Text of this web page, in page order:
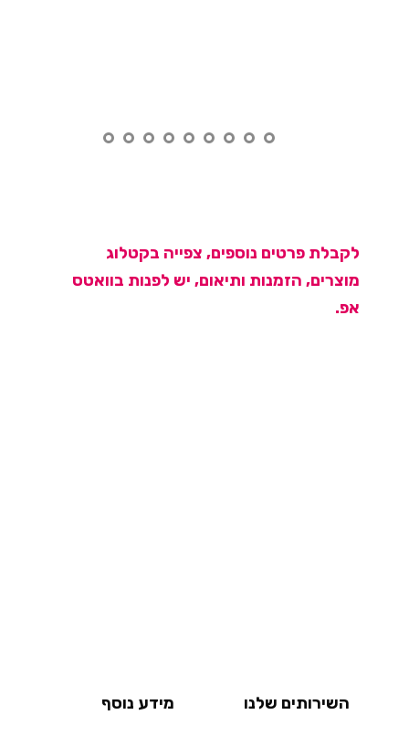
לקבלת פרטים נוספים, צפייה בקטלוג
מוצרים, הזמנות ותיאום, יש לפנות בוואטס
אפ.
השירותים שלנו מידע נוסף